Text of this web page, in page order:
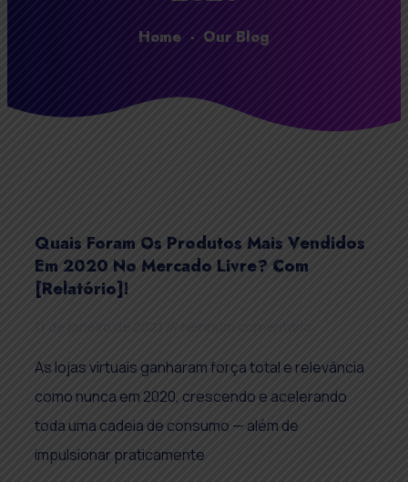
Home - Our Blog
Quais Foram Os Produtos Mais Vendidos
Em 2020 No Mercado Livre? Com
[Relatório]!
As lojas virtuais ganharam força total e relevância
como nunca em 2020, crescendo e acelerando
toda uma cadeia de consumo — além de
impulsionar praticamente